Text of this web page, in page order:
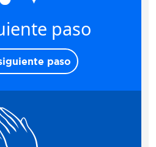
paso
paso